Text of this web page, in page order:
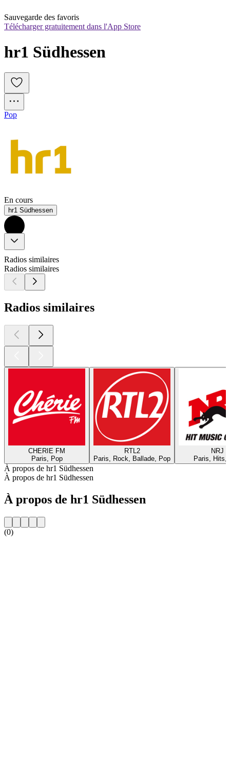
Sauvegarde des favoris
Télécharger gratuitement dans l'App Store
hr1 Südhessen
Pop
En cours
hr1 Südhessen
Radios similaires
Radios similaires
Radios similaires
CHERIE FM
Paris, Pop
RTL2
Paris, Rock, Ballade, Pop
NRJ
Paris, Hits,
À propos de hr1 Südhessen
À propos de hr1 Südhessen
À propos de hr1 Südhessen
(0)